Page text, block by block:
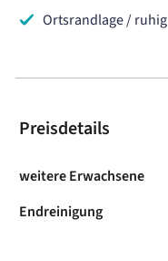
Ortsrandlage / ruhig
Preisdetails
weitere Erwachsene
Endreinigung